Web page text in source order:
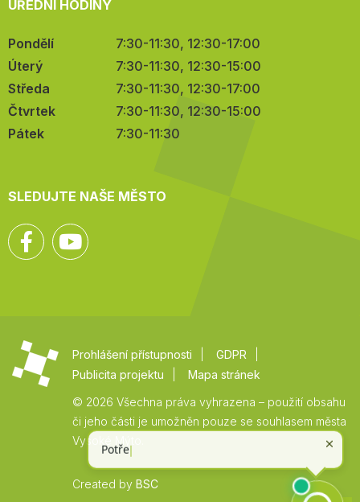
ÚŘEDNÍ HODINY
Pondělí
7:30-11:30, 12:30-17:00
Úterý
7:30-11:30, 12:30-15:00
Středa
7:30-11:30, 12:30-17:00
Čtvrtek
7:30-11:30, 12:30-15:00
Pátek
7:30-11:30
SLEDUJTE NAŠE MĚSTO
Facebook
Prohlášení přístupnosti
GDPR
Publicita projektu
Mapa stránek
© 2026 Všechna práva vyhrazena – použití obsahu
či jeho části je umožněn pouze se souhlasem města
Vysoké Mýto.
Created by BSC